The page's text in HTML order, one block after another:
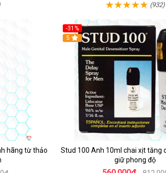
(932)
hãng từ thảo
-31%
5
Stud 100 Anh 10ml chai xịt tăng
giữ phong độ